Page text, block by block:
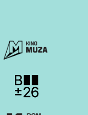
Otwiera stronę w
Otwiera stronę w